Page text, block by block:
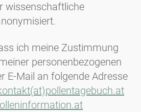
wissenschaftliche
ich meine Zustimmung
personenbezogenen
E-Mail an folgende Adresse